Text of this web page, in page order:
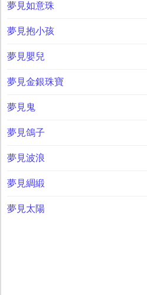
夢見如意珠
夢見抱小孩
夢見嬰兒
夢見金銀珠寶
夢見鬼
夢見鴿子
夢見波浪
夢見綢緞
夢見太陽